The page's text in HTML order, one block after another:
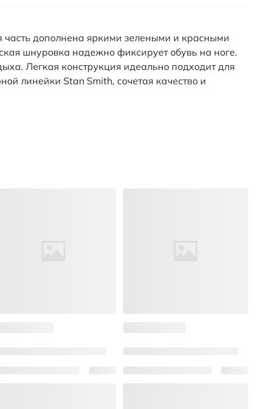
дополнена яркими зелеными и красными
шнуровка надежно фиксирует обувь на ноге.
Легкая конструкция идеально подходит для
линейки Stan Smith, сочетая качество и